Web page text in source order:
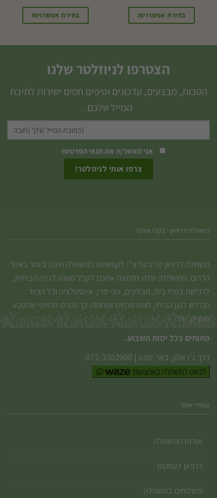
בחירת אפשרויות בחירת אפשרויות
זה
מספר
ניתן
את
האפשרויות
הצטרפו לניוזלטר שלנו
הטבות, מבצעים, עדכונים וטיפים חמים ישירות לתיבת
המייל שלכם.
אני מאשר/ת אתתנאי הפרטיות
משתלת דרויאן - בקרו אותנו
משתלת דרויאן מדורגת ע”י לקוחותינו כמשתלה היפה ביותר באזור
הדרום. המשתלה שלנו מזמינה אתכם לקבל מענה לגינה הביתית,
לרכישת צמחי בית, תבלינים, עצי פרי, אינסטלציה וכל הציוד
הנדרש לגנן הביתי, חנות פרחים ומתנות. כך נהנים מהיופי שהטבע
מעניק, יחד.
פתוחים בכל ימות השבוע.
דרך ג'ו אלון, באר-שבע |
072-3302900
עמודי אתר
אודות המשתלה
דרויאן לעסקים
משלוחים במשתלה